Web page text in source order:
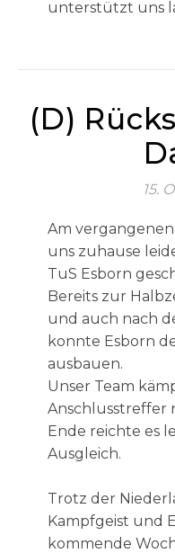
unterstützt uns
(D)
15.
Am
uns zuhause
TuS Esborn
Bereits zur
und auch nach
konnte Esborn
ausbauen.
Unser Team
Anschlusstreffer
Ende reichte es
Ausgleich.
Trotz der
Kampfgeist und
kommende